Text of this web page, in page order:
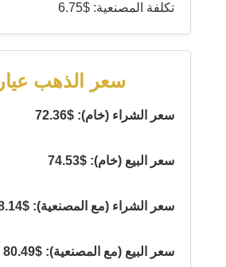
تكلفة المصنعية: $6.75
سعر الذهب عيار 18
سعر الشراء (خام): $72.36
سعر البيع (خام): $74.53
سعر الشراء (مع المصنعية): $78.14
سعر البيع (مع المصنعية): $80.49